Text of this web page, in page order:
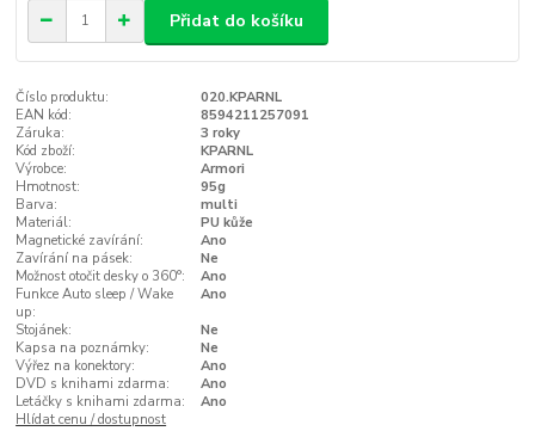
Přidat do košíku
Číslo produktu:
020.KPARNL
EAN kód:
8594211257091
Záruka:
3 roky
Kód zboží:
KPARNL
Výrobce:
Armori
Hmotnost:
95g
Barva:
multi
Materiál:
PU kůže
Magnetické zavírání:
Ano
Zavírání na pásek:
Ne
Možnost otočit desky o 360°:
Ano
Funkce Auto sleep / Wake
up:
Ano
Stojánek:
Ne
Kapsa na poznámky:
Ne
Výřez na konektory:
Ano
DVD s knihami zdarma:
Ano
Letáčky s knihami zdarma:
Ano
Hlídat cenu / dostupnost